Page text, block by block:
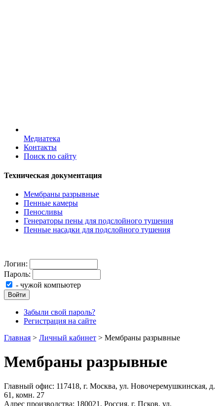
Медиатека
Контакты
Поиск по сайту
Техническая документация
Мембраны разрывные
Пенные камеры
Пеносливы
Генераторы пены для подслойного тушения
Пенные насадки для подслойного тушения
Логин:
Пароль:
- чужой компьютер
Войти
Забыли свой пароль?
Регистрация на сайте
Главная > Личный кабинет > Мембраны разрывные
Мембраны разрывные
Главный офис: 117418, г. Москва, ул. Новочеремушкинская, д.
61, комн. 27
Адрес производства: 180021, Россия, г. Псков, ул.